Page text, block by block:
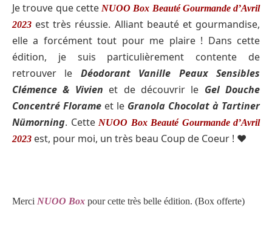
Je trouve que cette NUOO Box Beauté Gourmande d’Avril
2023 est très réussie. Alliant beauté et gourmandise,
elle a forcément tout pour me plaire ! Dans cette
édition, je suis particulièrement contente de
retrouver le Déodorant Vanille Peaux Sensibles
Clémence & Vivien et de découvrir le Gel Douche
Concentré Florame et le Granola Chocolat à Tartiner
Nümorning. Cette NUOO Box Beauté Gourmande d’Avril
2023 est, pour moi, un très beau Coup de Coeur ! ♥️
Merci NUOO Box pour cette très belle édition. (Box offerte)